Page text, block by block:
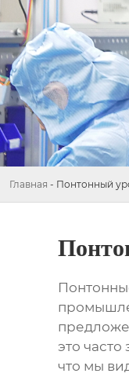
Главная - Понтонный
это
что мы